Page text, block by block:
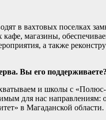
в вахтовых поселках
магазины,
а также
Вы его поддерживаете?
и школы с
для нас направлениям:
в Магаданской